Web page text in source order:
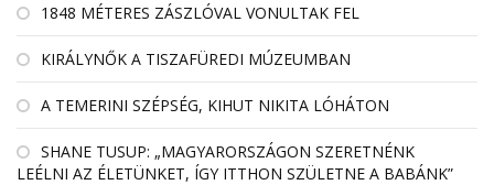
1848 MÉTERES ZÁSZLÓVAL VONULTAK FEL
KIRÁLYNŐK A TISZAFÜREDI MÚZEUMBAN
A TEMERINI SZÉPSÉG, KIHUT NIKITA LÓHÁTON
SHANE TUSUP: „MAGYARORSZÁGON SZERETNÉNK
LEÉLNI AZ ÉLETÜNKET, ÍGY ITTHON SZÜLETNE A BABÁNK”